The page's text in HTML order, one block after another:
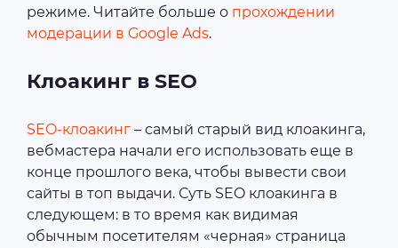
режиме. Читайте больше о прохождении
модерации в Google Ads.
Клоакинг в SEO
SEO-клоакинг – самый старый вид клоакинга,
вебмастера начали его использовать еще в
конце прошлого века, чтобы вывести свои
сайты в топ выдачи. Суть SEO клоакинга в
следующем: в то время как видимая
обычным посетителям «черная» страница